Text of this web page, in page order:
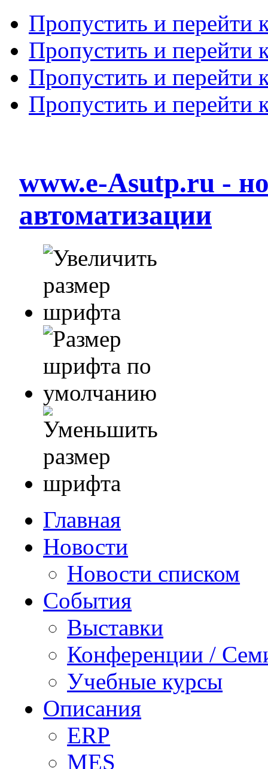
Пропустить и перейти
Пропустить и перейти
Пропустить и перейти
Пропустить и перейти
www.e-Asutp.ru -
автоматизации
Главная
Новости
Новости списком
События
Выставки
Конференции /
Учебные курсы
Описания
ERP
MES